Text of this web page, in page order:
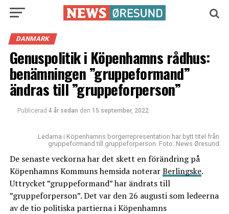
DANMARK
Genuspolitik i Köpenhamns rådhus:
benämningen ”gruppeformand”
ändras till ”gruppeforperson”
Publicerad 4 år sedan den 15 september, 2022
Ledarna i Köpenhamns borgerrepresentation har bytt titel från
gruppeformand till gruppeforperson. Foto: News Øresund
De senaste veckorna har det skett en förändring på
Köpenhamns Kommuns hemsida noterarBerlingske.
Uttrycket ”gruppeformand” har ändrats till
”gruppeforperson”. Det var den 26 augusti som ledeerna
av de tio politiska partierna i Köpenhamns